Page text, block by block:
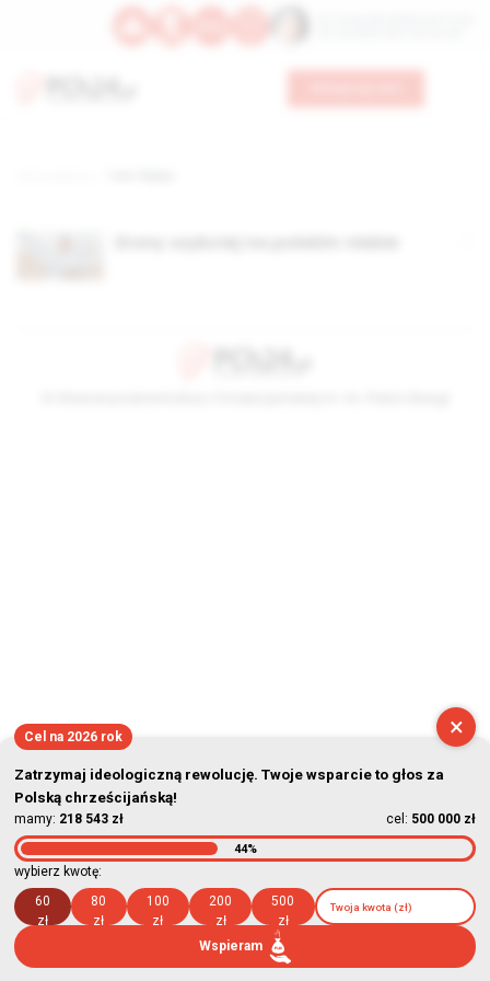
×
Cel na 2026 rok
Zatrzymaj ideologiczną rewolucję. Twoje wsparcie to głos za
Polską chrześcijańską!
mamy: 218 543 zł cel: 500 000 zł
44%
wybierz kwotę:
60
zł
80
zł
100
zł
200
zł
500
zł
Wspieram